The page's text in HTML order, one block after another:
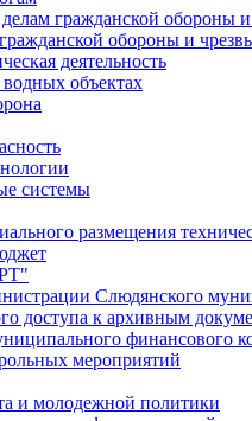
гражданской обороны
обороны и
деятельность
водных объектах
системы
размещения
Слюдянского
доступа к архивным
финансового
мероприятий
и молодежной политики